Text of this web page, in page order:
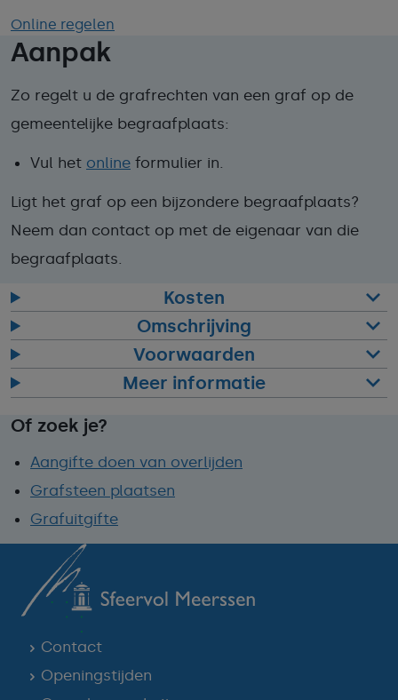
Online regelen
Aanpak
Zo regelt u de grafrechten van een graf op de
gemeentelijke begraafplaats:
Vul het online formulier in.
Ligt het graf op een bijzondere begraafplaats?
Neem dan contact op met de eigenaar van die
begraafplaats.
Kosten
Omschrijving
Voorwaarden
Meer informatie
Of zoek je?
Aangifte doen van overlijden
Grafsteen plaatsen
Grafuitgifte
Contact
Openingstijden